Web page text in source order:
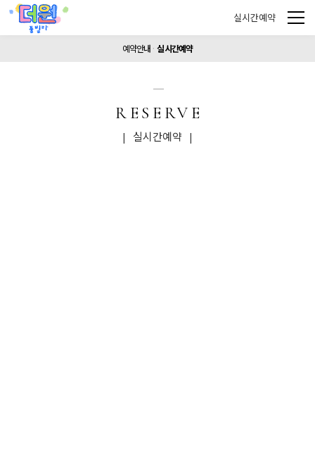
실시간예약
예약안내 실시간예약
RESERVE
| 실시간예약 |